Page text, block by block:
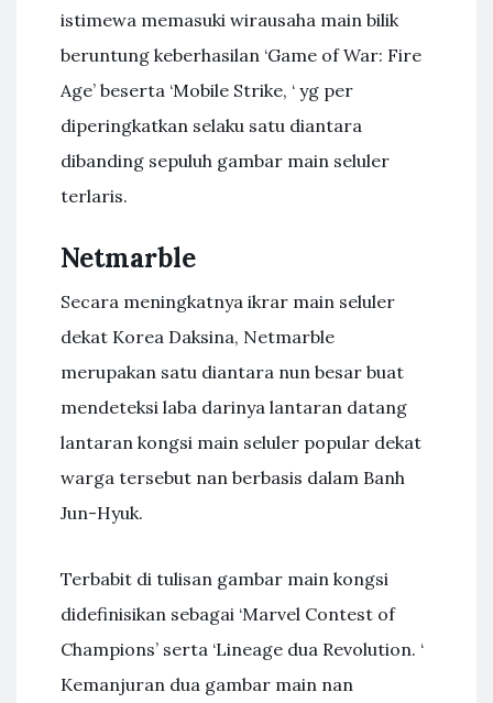
istimewa memasuki wirausaha main bilik
beruntung keberhasilan ‘Game of War: Fire
Age’ beserta ‘Mobile Strike, ‘ yg per
diperingkatkan selaku satu diantara
dibanding sepuluh gambar main seluler
terlaris.
Netmarble
Secara meningkatnya ikrar main seluler
dekat Korea Daksina, Netmarble
merupakan satu diantara nun besar buat
mendeteksi laba darinya lantaran datang
lantaran kongsi main seluler popular dekat
warga tersebut nan berbasis dalam Banh
Jun-Hyuk.
Terbabit di tulisan gambar main kongsi
didefinisikan sebagai ‘Marvel Contest of
Champions’ serta ‘Lineage dua Revolution. ‘
Kemanjuran dua gambar main nan